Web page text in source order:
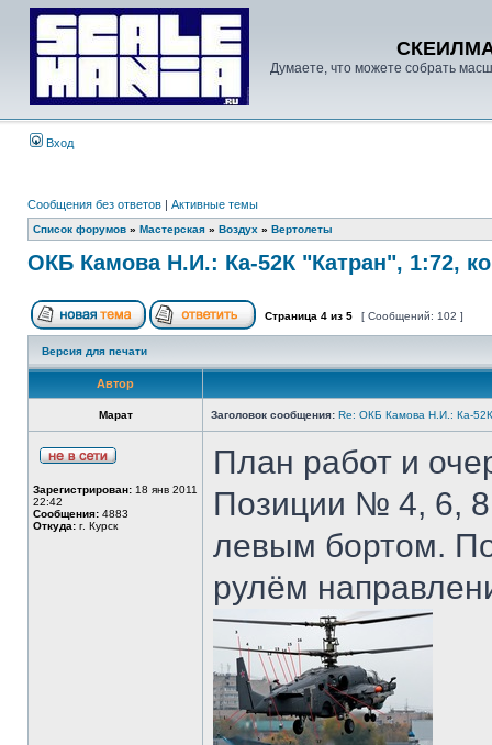
Думаете, что можете собрать
Вход
Сообщения без ответов | Активные темы
Список форумов » Мастерская » Воздух » Вертолеты
ОКБ Камова Н.И.: Ка-52К "Катран", 1:72,
Страница 4 из 5 [ Сообщений: 102 ]
Версия для печати
Автор
Марат Заголовок сообщения: Re: ОКБ Камова Н.И.: Ка-
Зарегистрирован: 18 янв 2011
22:42
Сообщения: 4883
Откуда: г. Курск
План работ и
Позиции № 4, 6,
левым бортом.
рулём